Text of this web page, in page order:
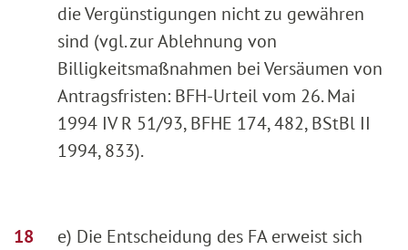
die Vergünstigungen nicht zu gewähren
sind (vgl. zur Ablehnung von
Billigkeitsmaßnahmen bei Versäumen von
Antragsfristen: BFH-Urteil vom 26. Mai
1994 IV R 51/93, BFHE 174, 482, BStBl II
1994, 833).
e) Die Entscheidung des FA erweist sich